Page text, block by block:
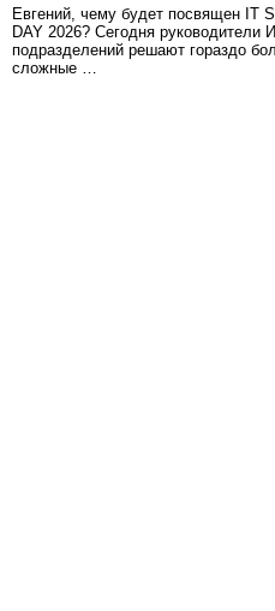
Евгений, чему будет посвящен IT
DAY 2026? Сегодня руководители
подразделений решают гораздо
сложные …